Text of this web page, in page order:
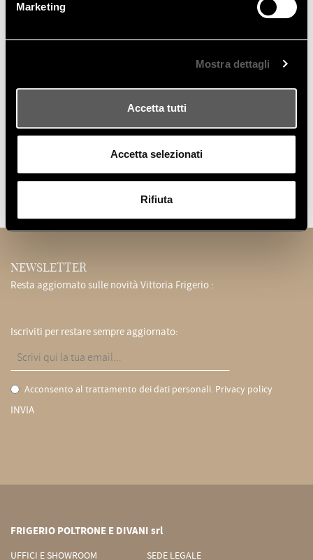
Marketing
Mostra dettagli
Accetta tutti
Accetta selezionati
Rifiuta
NEWSLETTER
Resta aggiornato sulle novità Vittoria Frigerio :
Iscriviti per restare sempre aggiornato:
Acconsento al trattamento dei dati personali. Privacy policy
INVIA
FRIGERIO POLTRONE E DIVANI srl
UFFICI E SHOWROOM SEDE LEGALE